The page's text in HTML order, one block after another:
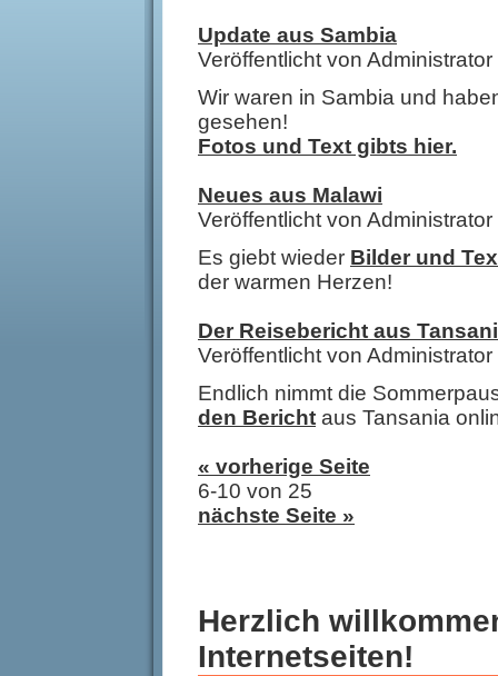
Update aus Sambia
Veröffentlicht von
Wir waren in Sambia und
gesehen!
Fotos und Text gibts hier.
Neues aus Malawi
Veröffentlicht von
Es giebt wieder Bilder und
der warmen Herzen!
Der Reisebericht aus
Veröffentlicht von
Endlich nimmt die
den Bericht aus Tansania
« vorherige Seite
6-10 von 25
nächste Seite »
Herzlich
Internetseiten!